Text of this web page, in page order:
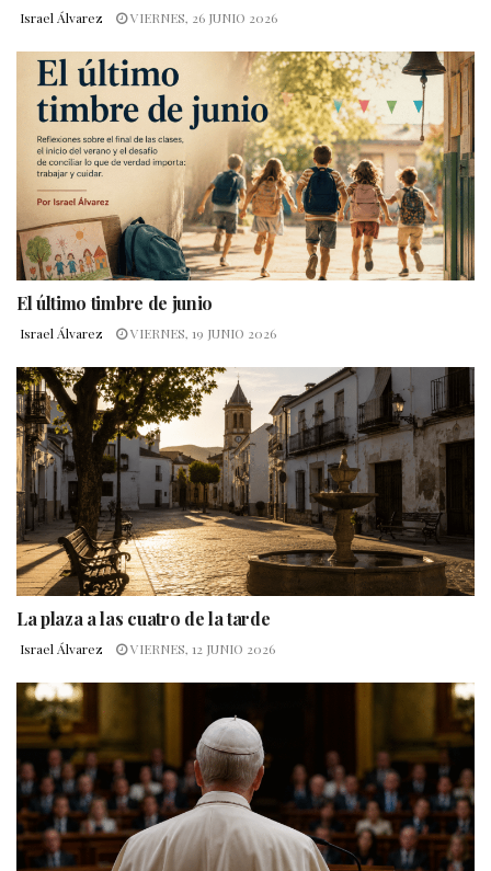
Israel Álvarez VIERNES, 26 JUNIO 2026
El último timbre de junio
Israel Álvarez VIERNES, 19 JUNIO 2026
La plaza a las cuatro de la tarde
Israel Álvarez VIERNES, 12 JUNIO 2026